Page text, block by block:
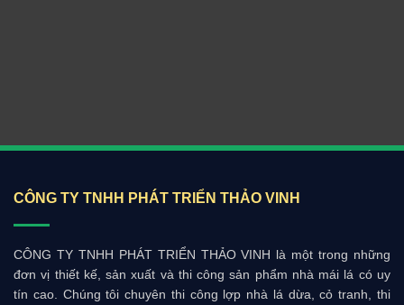
CÔNG TY TNHH PHÁT TRIỂN THẢO VINH
CÔNG TY TNHH PHÁT TRIỂN THẢO VINH là một trong những
đơn vị thiết kế, sản xuất và thi công sản phẩm nhà mái lá có uy
tín cao. Chúng tôi chuyên thi công lợp nhà lá dừa, cỏ tranh, thi